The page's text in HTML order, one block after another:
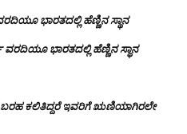
ಭಾರತದಲ್ಲಿ ಹೆಣ್ಣಿನ ಸ್ಥಾನ‌
ಭಾರತದಲ್ಲಿ ಹೆಣ್ಣಿನ ಸ್ಥಾನ‌
ಬರಹ ಕಲಿತಿದ್ದರೆ ಇವರಿಗೆ ಋಣಿಯಾಗಿರಲೇ